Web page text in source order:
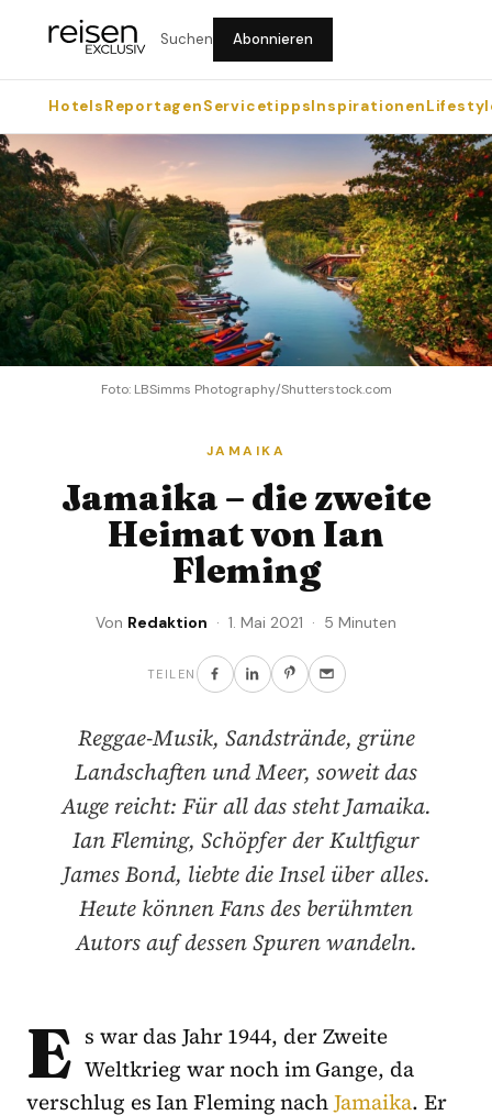
Suchen Abonnieren
HotelsReportagenServicetippsInspirationen
Foto: LBSimms Photography/Shutterstock.com
JAMAIKA
Jamaika – die zweite
Heimat von Ian
Fleming
Von Redaktion · 1. Mai 2021 · 5 Minuten
TEILEN
Reggae-Musik, Sandstrände, grüne
Landschaften und Meer, soweit das
Auge reicht: Für all das steht Jamaika.
Ian Fleming, Schöpfer der Kultfigur
James Bond, liebte die Insel über alles.
Heute können Fans des berühmten
Autors auf dessen Spuren wandeln.
E s war das Jahr 1944, der Zweite
Weltkrieg war noch im Gange, da
verschlug es Ian Fleming nachJamaika. Er